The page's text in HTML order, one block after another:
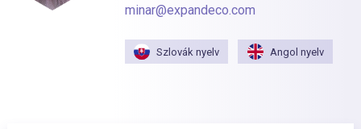
minar@expandeco.com
Szlovák nyelv Angol nyelv